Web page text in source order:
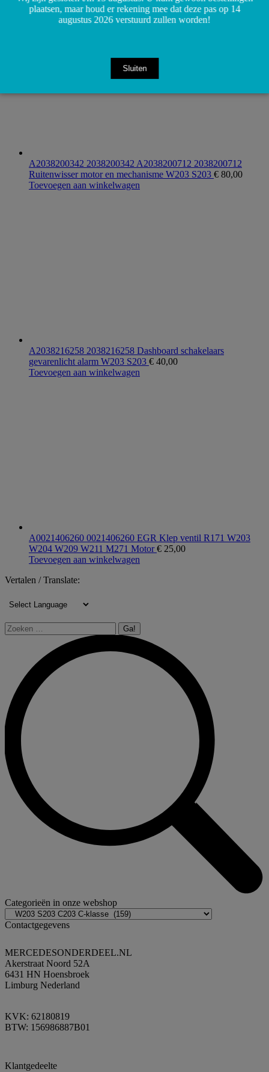
A2038200342 2038200342 A2038200712 2038200712
Ruitenwisser motor en mechanisme W203 S203 € 80,00
Toevoegen aan winkelwagen
A2038216258 2038216258 Dashboard schakelaars
gevarenlicht alarm W203 S203 € 40,00
Toevoegen aan winkelwagen
A0021406260 0021406260 EGR Klep ventil R171 W203
W204 W209 W211 M271 Motor€ 25,00
Toevoegen aan winkelwagen
Vertalen / Translate:
Zoeken:
Categorieën in onze webshop
Contactgegevens
MERCEDESONDERDEEL.NL
Akerstraat Noord 52A
6431 HN Hoensbroek
Limburg Nederland
KVK: 62180819
BTW: 156986887B01
Klantgedeelte
plaatsen, maar houd er rekening mee dat deze pas op 14
augustus 2026 verstuurd zullen worden!
Sluiten